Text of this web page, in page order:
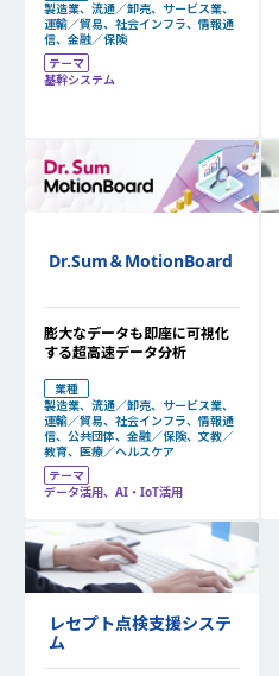
製造業、流通／卸売、サービス業、
運輸／貿易、社会インフラ、情報通
信、金融／保険
テーマ
基幹システム
Dr.Sum＆MotionBoard
膨大なデータも即座に可視化
する超高速データ分析
業種
製造業、流通／卸売、サービス業、
運輸／貿易、社会インフラ、情報通
信、公共団体、金融／保険、文教／
教育、医療／ヘルスケア
テーマ
データ活用、AI・IoT活用
レセプト点検支援システ
ム